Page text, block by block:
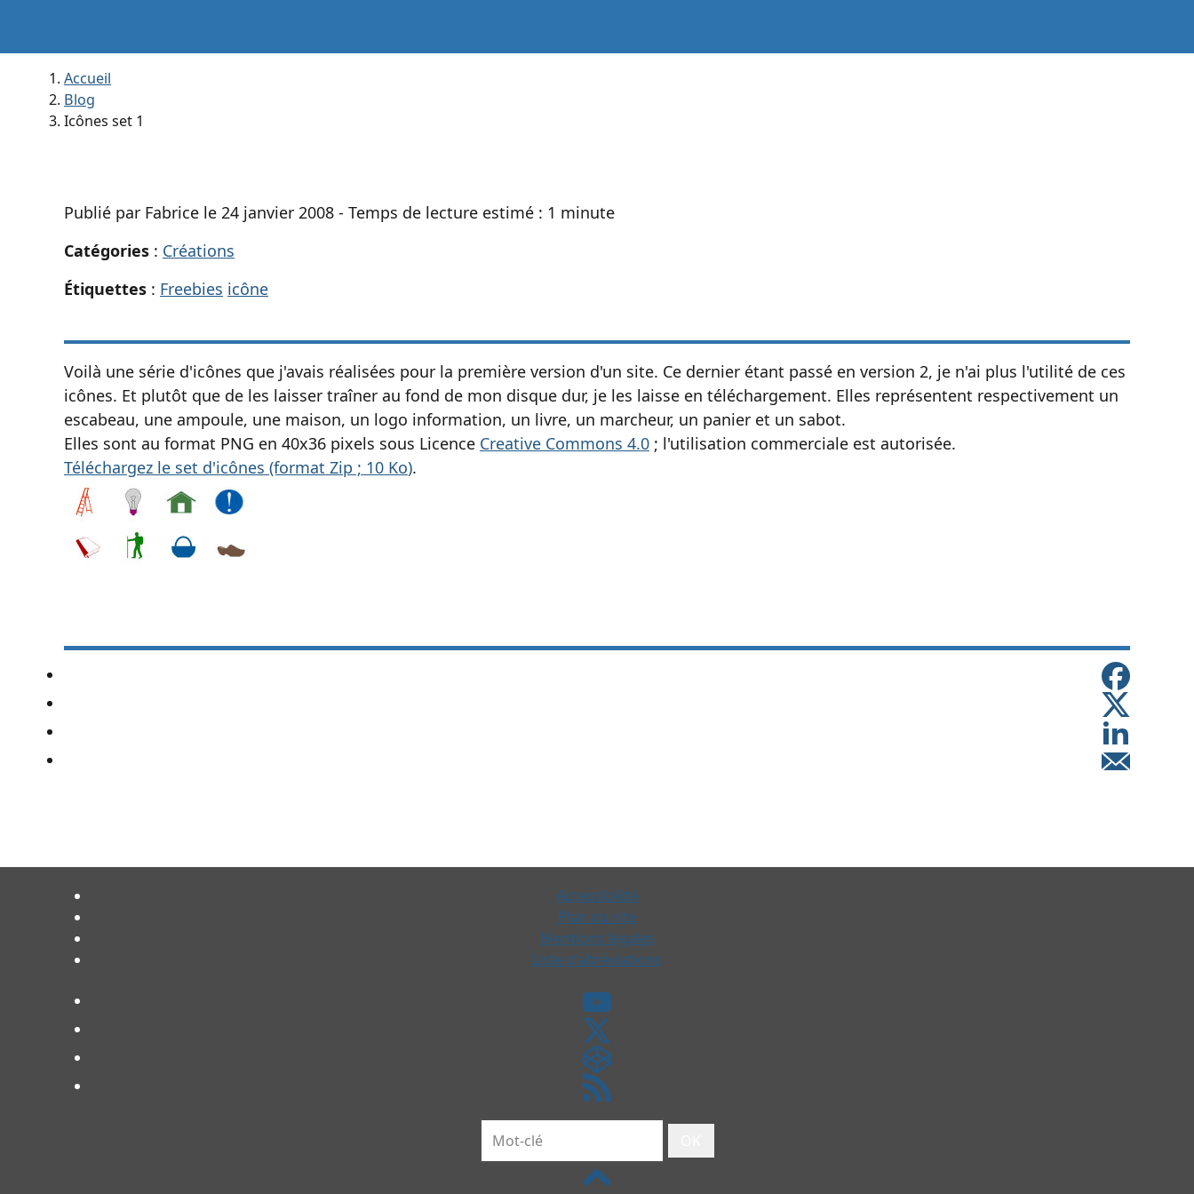
Accueil
Blog
Icônes set 1
Publié par Fabrice le 24 janvier 2008 - Temps de lecture estimé : 1 minute
Catégories : Créations
Étiquettes : Freebies icône
Voilà une série d'icônes que j'avais réalisées pour la première version d'un site. Ce dernier étant passé en version 2, je n'ai plus l'utilité de ces
icônes. Et plutôt que de les laisser traîner au fond de mon disque dur, je les laisse en téléchargement. Elles représentent respectivement un
escabeau, une ampoule, une maison, un logo information, un livre, un marcheur, un panier et un sabot.
Elles sont au format PNG en 40x36 pixels sous Licence Creative Commons 4.0 ; l'utilisation commerciale est autorisée.
Téléchargez le set d'icônes (format Zip ; 10 Ko).
Accessibilité
Plan du site
Mentions légales
Liste d'abréviations